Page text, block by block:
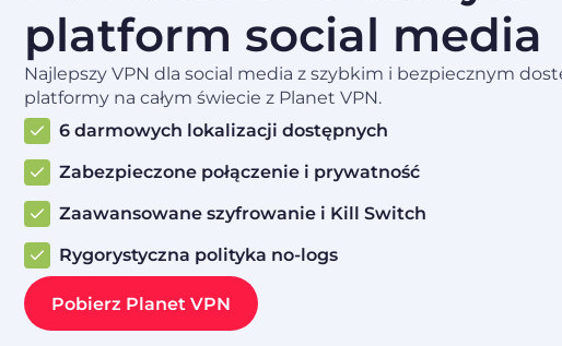
platform social media
Najlepszy VPN dla social media z szybkim i bezpiecznym
platformy na całym świecie z Planet VPN.
6 darmowych lokalizacji dostępnych
Zabezpieczone połączenie i prywatność
Zaawansowane szyfrowanie i Kill Switch
Rygorystyczna polityka no‑logs
Pobierz Planet VPN